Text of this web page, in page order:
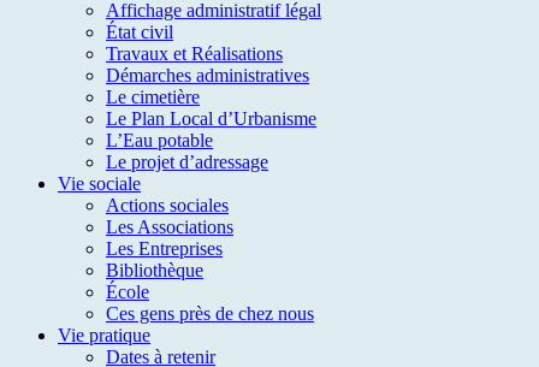
Affichage administratif légal
État civil
Travaux et Réalisations
Démarches administratives
Le cimetière
Le Plan Local d’Urbanisme
L’Eau potable
Le projet d’adressage
Vie sociale
Actions sociales
Les Associations
Les Entreprises
Bibliothèque
École
Ces gens près de chez nous
Vie pratique
Dates à retenir